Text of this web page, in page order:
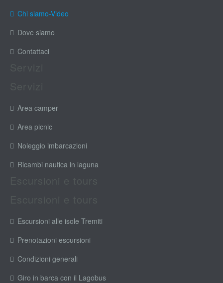
Chi siamo-Video
Dove siamo
Contattaci
Area camper
Area picnic
Noleggio imbarcazioni
Ricambi nautica in laguna
Escursioni alle isole Tremiti
Prenotazioni escursioni
Condizioni generali
Giro in barca con il Lagobus